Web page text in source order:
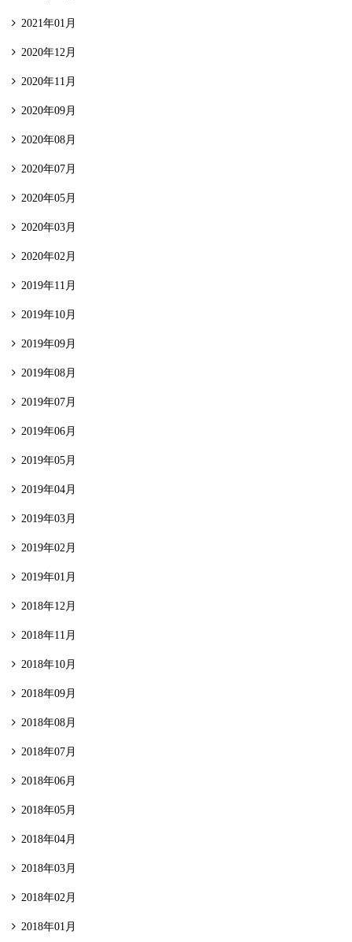
2021年01月
2020年12月
2020年11月
2020年09月
2020年08月
2020年07月
2020年05月
2020年03月
2020年02月
2019年11月
2019年10月
2019年09月
2019年08月
2019年07月
2019年06月
2019年05月
2019年04月
2019年03月
2019年02月
2019年01月
2018年12月
2018年11月
2018年10月
2018年09月
2018年08月
2018年07月
2018年06月
2018年05月
2018年04月
2018年03月
2018年02月
2018年01月